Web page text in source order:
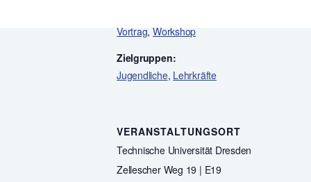
Vortrag, Workshop
Zielgruppen:
Jugendliche, Lehrkräfte
VERANSTALTUNGSORT
Technische Universität Dresden
Zellescher Weg 19 | E19